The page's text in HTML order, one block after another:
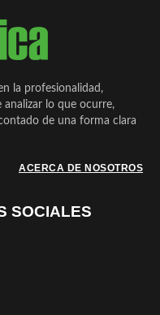
la profesionalidad,
analizar lo que ocurre,
de una forma clara
ACERCA DE NOSOTROS
SOCIALES